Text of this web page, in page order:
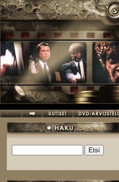
Hyppää pääsisältöön
Hakulomake